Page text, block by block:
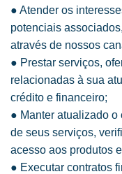
● Atender os
potenciais
através de nossos
● Prestar serviços,
relacionadas à sua
crédito e financeiro;
● Manter atualizado
de seus serviços,
acesso aos produtos
● Executar contratos